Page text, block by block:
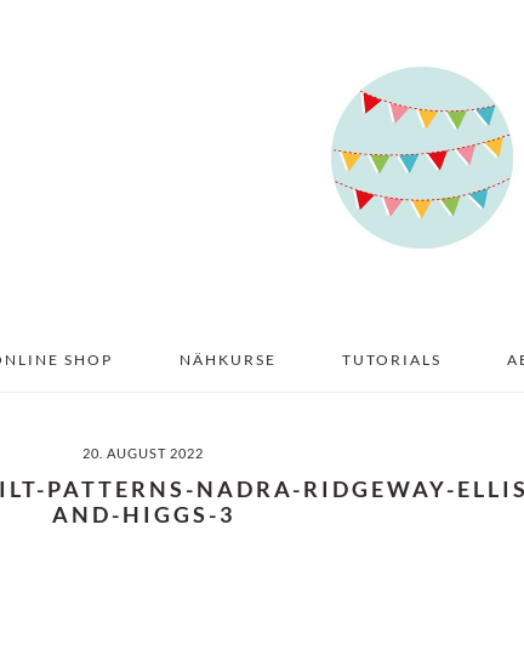
SHOP NÄHKURSE TUTORIALS
20. AUGUST 2022
PATTERNS-NADRA-RIDGEWAY-
AND-HIGGS-3